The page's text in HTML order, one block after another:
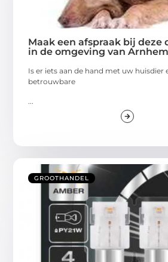
Maak een afspraak bij
in de omgeving van Arnhem
Is er iets aan de hand met uw huisdier
betrouwbare
GROOTHANDEL